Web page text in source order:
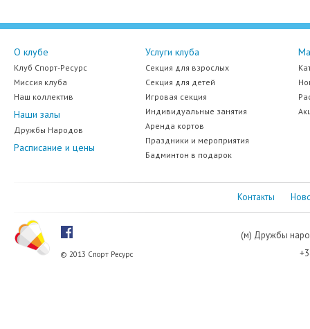
О клубе
Клуб Спорт-Ресурс
Миссия клуба
Наш коллектив
Наши залы
Дружбы Народов
Расписание и цены
Услуги клуба
Секция для взрослых
Секция для детей
Игровая секция
Индивидуальные занятия
Аренда кортов
Праздники и мероприятия
Бадминтон в подарок
Контакты
© 2013 Спорт Ресурс
(м) Дружбы